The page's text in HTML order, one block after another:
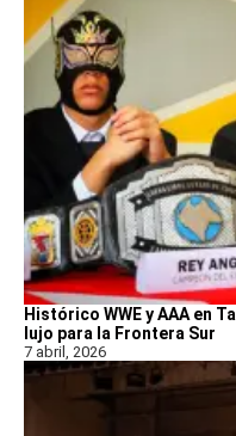
Histórico WWE y AAA en
lujo para la Frontera Sur
7 abril, 2026